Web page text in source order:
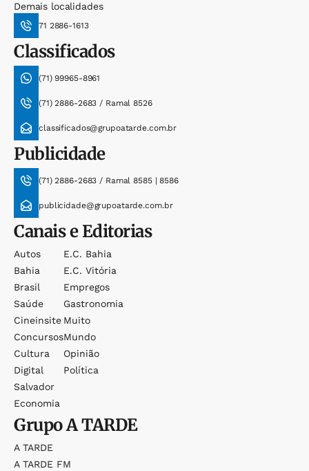
Demais localidades
71 2886-1613
Classificados
(71) 99965-8961
(71) 2886-2683 / Ramal 8526
classificados@grupoatarde.com.br
Publicidade
(71) 2886-2683 / Ramal 8585 | 8586
publicidade@grupoatarde.com.br
Canais e Editorias
Autos
Bahia
Brasil
Saúde
Cineinsite
Concursos
Cultura
Digital
Salvador
Economia
E.c. Bahia
E.c. Vitória
Empregos
Gastronomia
Muito
Mundo
Opinião
Política
GrupoA TARDE
A TARDE
A TARDE FM